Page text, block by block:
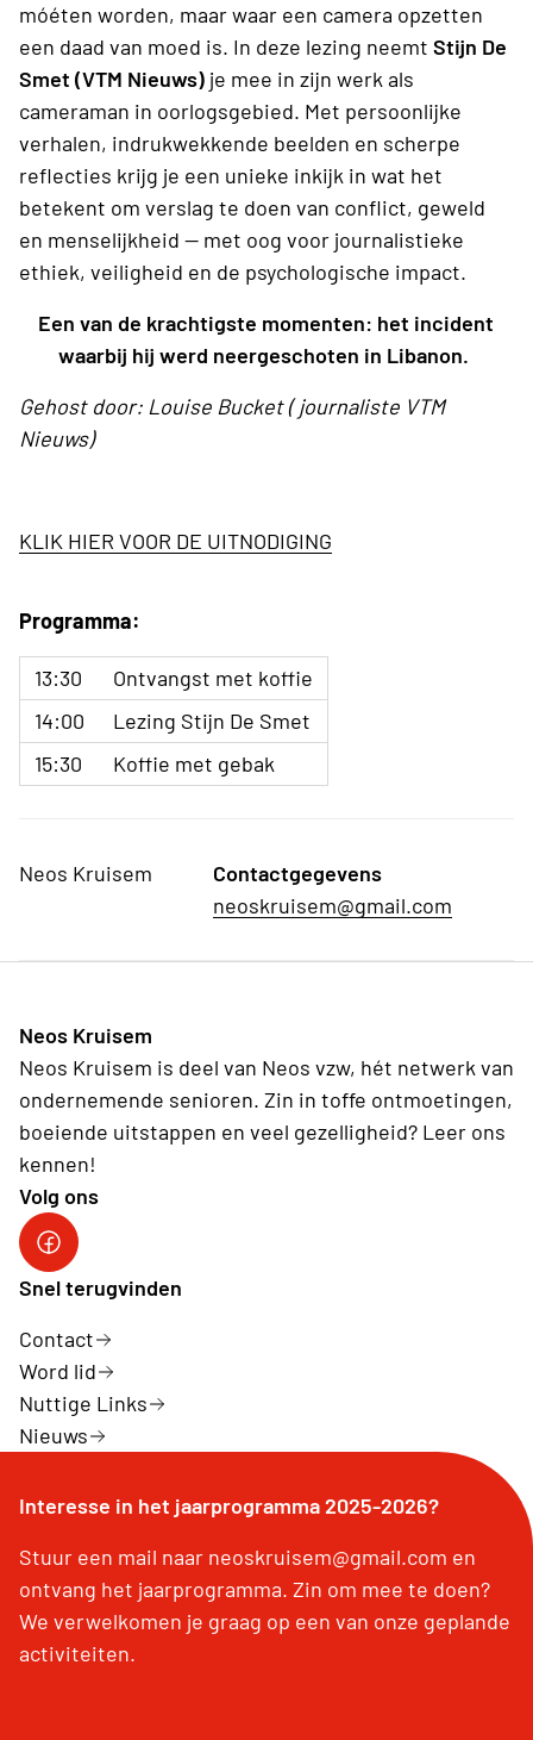
móéten worden, maar waar een camera opzetten
een daad van moed is. In deze lezing neemt Stijn De
Smet (VTM Nieuws) je mee in zijn werk als
cameraman in oorlogsgebied. Met persoonlijke
verhalen, indrukwekkende beelden en scherpe
reflecties krijg je een unieke inkijk in wat het
betekent om verslag te doen van conflict, geweld
en menselijkheid — met oog voor journalistieke
ethiek, veiligheid en de psychologische impact.
Een van de krachtigste momenten: het incident
waarbij hij werd neergeschoten in Libanon.
Gehost door: Louise Bucket ( journaliste VTM
Nieuws)
KLIK HIER VOOR DE UITNODIGING
Programma:
13:30
Ontvangst met koffie
14:00
Lezing Stijn De Smet
15:30
Koffie met gebak
Neos Kruisem
Contactgegevens
neoskruisem@gmail.com
Neos Kruisem
Neos Kruisem is deel van Neos vzw, hét netwerk van
ondernemende senioren. Zin in toffe ontmoetingen,
boeiende uitstappen en veel gezelligheid? Leer ons
kennen!
Volg ons
Snel terugvinden
Contact
Word lid
Nuttige Links
Nieuws
Interesse in het jaarprogramma 2025-2026?
Stuur een mail naar neoskruisem@gmail.com en
ontvang het jaarprogramma. Zin om mee te doen?
We verwelkomen je graag op een van onze geplande
activiteiten.